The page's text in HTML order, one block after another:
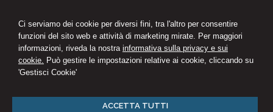
Ci serviamo dei cookie per diversi fini, tra l'altro per consentire
funzioni del sito web e attività di marketing mirate. Per maggiori
informazioni, riveda la nostra informativa sulla privacy e sui
cookie. Può gestire le impostazioni relative ai cookie, cliccando su
'Gestisci Cookie'
ACCETTA TUTTI